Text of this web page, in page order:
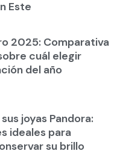
Este
2025: Comparativa
cuál elegir
del año
joyas Pandora:
ideales para
su brillo